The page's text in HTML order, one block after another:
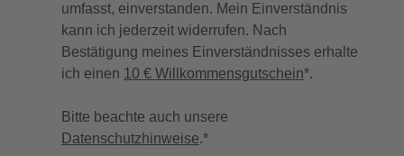
umfasst, einverstanden. Mein Einverständnis
kann ich jederzeit widerrufen. Nach
Bestätigung meines Einverständnisses erhalte
ich einen 10 € Willkommensgutschein*.
Bitte beachte auch unsere
Datenschutzhinweise.